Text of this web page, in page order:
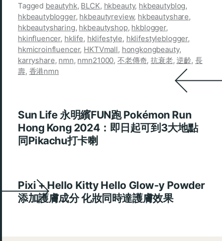
Tagged beautyhk, BLCK, hkbeauty, hkbeautyblog,
hkbeautyblogger, hkbeautyreview, hkbeautyshare,
hkbeautysharing, hkbeautyshop, hkblogger,
hkinfluencer, hklife, hklifestyle, hklifestyleblogger,
hkmicroinfluencer, HKTVmall, hongkongbeauty,
karryshare, nmn, nmn21000, 不老傳奇,抗衰老,逆齡, 長
壽, 香港nmn
Sun Life 永明繽FUN跑 Pokémon Run
Hong Kong 2024：即日起可到3大地點
同Pikachu打卡喇
Pixi + Hello Kitty Hello Glow-y Powder
添加護膚成分 化妝同時達護膚效果